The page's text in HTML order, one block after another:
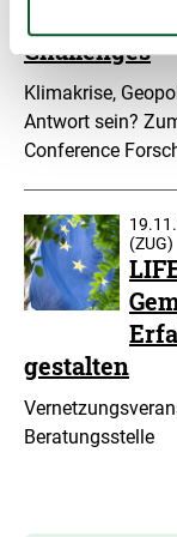
Challenges
Klimakrise,
Antwort sein?
Conference
(ZUG)
gestalten
Beratungsstelle